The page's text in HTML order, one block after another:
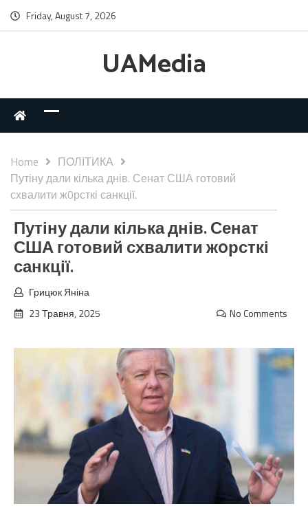
Friday, August 7, 2026
UAMedia
Home
ПОЛІТИКА
Путіну дали кілька днів. Сенат США готовий
схвалити ж0рсткі санкції.
Путіну дали кілька днів. Сенат
США готовий схвалити ж0рсткі
санкції.
Грицюк Яніна
23 Травня, 2025
No Comments